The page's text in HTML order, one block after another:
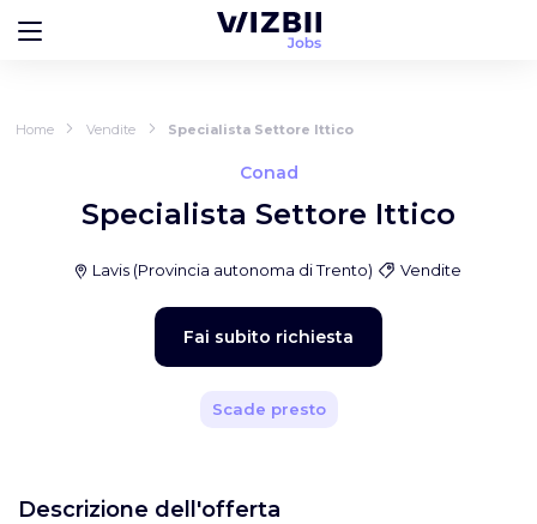
Home Vendite Specialista Settore Ittico
Conad
Specialista Settore Ittico
Lavis (Provincia autonoma di Trento) Vendite
Fai subito richiesta
Scade presto
Descrizione dell'offerta